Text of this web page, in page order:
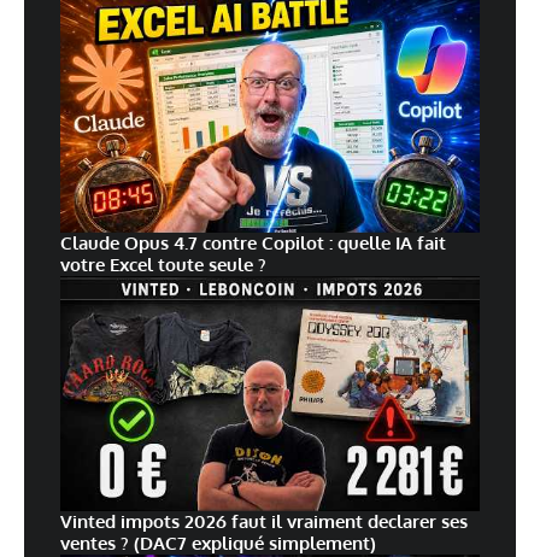
Claude Opus 4.7 contre Copilot : quelle IA fait
votre Excel toute seule ?
Vinted impots 2026 faut il vraiment declarer ses
ventes ? (DAC7 expliqué simplement)